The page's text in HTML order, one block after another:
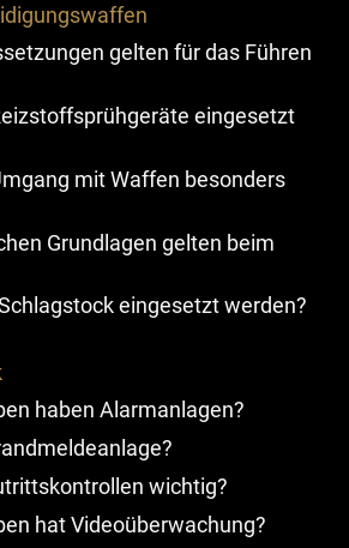
gelten für das Führen
eingesetzt
mit Waffen besonders
Grundlagen gelten beim
eingesetzt werden?
haben Alarmanlagen?
wichtig?
hat Videoüberwachung?